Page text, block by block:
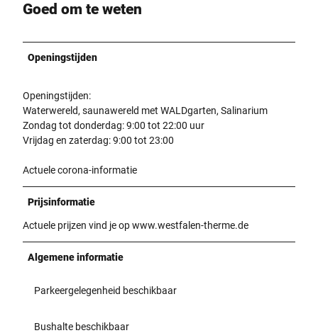
Goed om te weten
Openingstijden
Openingstijden:
Waterwereld, saunawereld met WALDgarten, Salinarium
Zondag tot donderdag: 9:00 tot 22:00 uur
Vrijdag en zaterdag: 9:00 tot 23:00
Actuele corona-informatie
Prijsinformatie
Actuele prijzen vind je op www.westfalen-therme.de
Algemene informatie
Parkeergelegenheid beschikbaar
Bushalte beschikbaar